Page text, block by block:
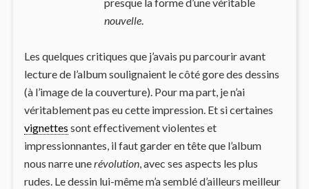
nouvelle.
Les quelques critiques que j’avais pu parcourir avant
lecture de l’album soulignaient le côté gore des dessins
(à l’image de la couverture). Pour ma part, je n’ai
véritablement pas eu cette impression. Et si certaines
vignettes sont effectivement violentes et
impressionnantes, il faut garder en tête que l’album
nous narre unerévolution, avec ses aspects les plus
rudes. Le dessin lui-même m’a semblé d’ailleurs meilleur